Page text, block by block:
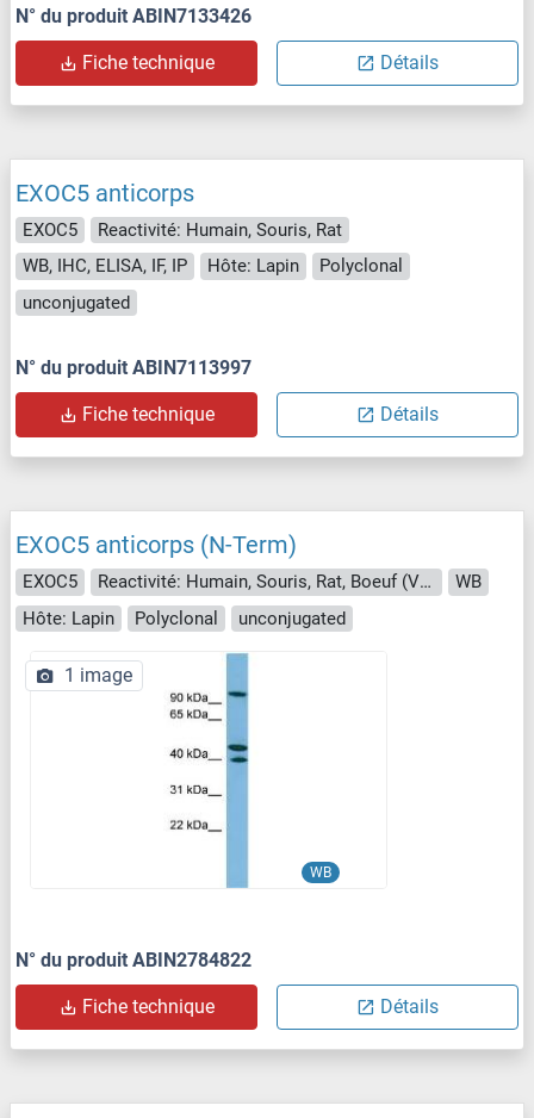
N° du produit ABIN7133426
Fiche technique Détails
EXOC5 anticorps
EXOC5
Reactivité: Humain, Souris, Rat
WB, IHC, ELISA, IF, IP
Hôte: Lapin
Polyclonal
unconjugated
N° du produit ABIN7113997
Fiche technique Détails
EXOC5 anticorps (N-Term)
EXOC5 Reactivité: Humain, Souris, Rat, Boeuf (Vache), Chien, Cobaye, Cheval, Lapin, Poisson zèbre (Danio rerio)
WB
Hôte: Lapin
Polyclonal unconjugated
WB
1 image
N° du produit ABIN2784822
Fiche technique Détails